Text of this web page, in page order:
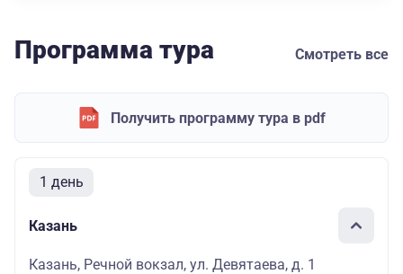
Программа тура Смотреть все
Получить программу тура в pdf
1 день
Казань
Казань, Речной вокзал, ул. Девятаева, д. 1